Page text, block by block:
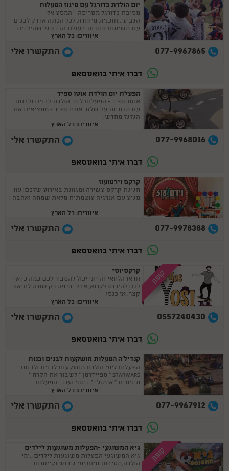
יום הולדת כדורגל עם פיגוז הפעלות
מסיבת כדורגל מטריפה - המסע אל
הגביע...תוכנית מיוחדת לכל הכתה או רק לבנים
עם משימות וחוויות בעולם הכדורגל שהילדים
איזורים: כל הארץ
077-9967865 התקשרו אלי
דברו איתי בוואטסאפ
הפעלת יום הולדת אוטו ספיד
אוטו ספיד - הפעלות לימי הולדת לבנים ולבנות
עם מכוניות על שלט. אוטו ספיד - ממציאים את
הגלגל מחדש.
איזורים: כל הארץ
077-9968016 התקשרו אלי
דברו איתי בוואטסאפ
קרקס וירטועוז
חגיגת קרקס עשירה ומגוונת באירוע שלכם! עוז
מגיע עם אנרגיה עוצמתית מלאת שמחה ואהבה !
איזורים: כל הארץ
077-9978388 התקשרו אלי
דברו איתי בוואטסאפ
קופון קרקסיוסי
תראו הלוואי והייתי יכול להסביר לכם כמה כדאי
לכם להיכנס לקרוא, אבל יש פה רק שורה לתיאור
קצר. אז כנסו
איזורים: כל הארץ
0557240430 התקשרו אלי
דברו איתי בוואטסאפ
קנדיל'ה הפעלות מושקעות לבנים ובנות
הפעלות לימי הולדת מושקעות לבנים ולבנות :
STARWARS * ספיידרמן * לשבור את הקרח *
מיניונים * אימוג'י * דיסני ועוד.. הפעלות
מותאמות ליום הולדת לבנים וגם לבנות.
איזורים: כל הארץ
077-9967912 התקשרו אלי
דברו איתי בוואטסאפ
קופון גיא המשוגעי -הפעלות משוגעות לילדים
גיא המשוגעי הפעלות משוגעות לילדים: ,ימי
הולדת,מסיבות סיום,ימי גיבוש וקייטנות.